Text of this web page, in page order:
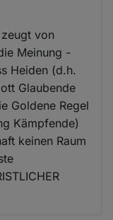
von
Meinung -
Heiden (d.h.
Glaubende
Goldene Regel
Kämpfende)
keinen Raum